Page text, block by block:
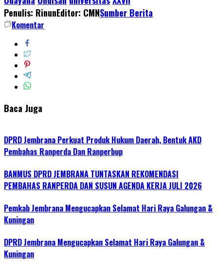
Penulis: RinunEditor: CMNSumber Berita
Komentar
Baca Juga
DPRD Jembrana Perkuat Produk Hukum Daerah, Bentuk AKD
Pembahas Ranperda Dan Ranperbup
BANMUS DPRD JEMBRANA TUNTASKAN REKOMENDASI
PEMBAHAS RANPERDA DAN SUSUN AGENDA KERJA JULI 2026
Pemkab Jembrana Mengucapkan Selamat Hari Raya Galungan &
Kuningan
DPRD Jembrana Mengucapkan Selamat Hari Raya Galungan &
Kuningan